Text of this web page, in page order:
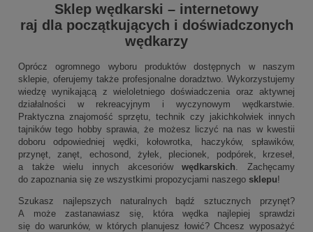
Sklep wędkarski – internetowy
raj dla początkujących i doświadczonych
wędkarzy
Oprócz ogromnego wyboru produktów dostępnych w naszym
sklepie, oferujemy także profesjonalne doradztwo. Wykorzystujemy
wiedzę wynikającą z wieloletniego doświadczenia oraz aktywnej
działalności w rekreacyjnym i wyczynowym wędkarstwie.
Praktyczna znajomość sprzętu, technik czy jakichkolwiek innych
tajników tego hobby sprawia, że możesz liczyć na nas w kwestii
doboru odpowiedniej wędki, kołowrotka, haczyków, spławików,
przynęt, zanęt, echosond, żyłek, plecionek, podpórek, krzeseł,
a także wielu innych akcesoriówwędkarskich . Zachęcamy
do zapoznania się ze wszystkimi propozycjami naszego sklepu!
Szukasz najlepszych naturalnych bądź sztucznych przynęt?
A może zastanawiasz się, która wędka najlepiej sprawdzi
się do warunków, w których planujesz łowić? Chcesz wyposażyć